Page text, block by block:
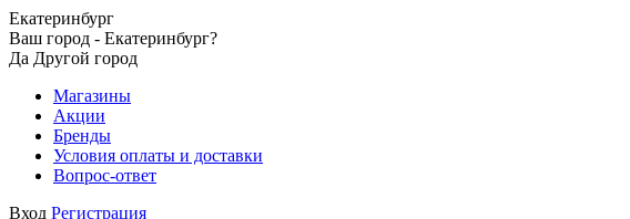
Екатеринбург
Ваш город - Екатеринбург?
Да Другой город
Магазины
Акции
Бренды
Условия оплаты и доставки
Вопрос-ответ
Вход Регистрация